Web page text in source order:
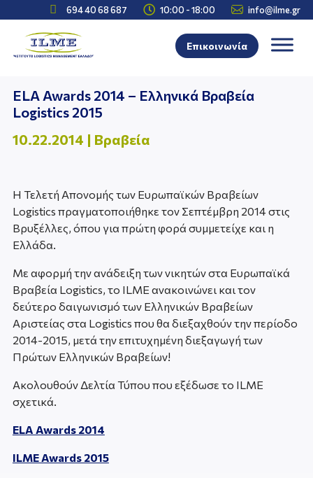
 694 40 68 687  10:00 - 18:00  info@ilme.gr
Επικοινωνία
ELA Awards 2014 – Ελληνικά Βραβεία
Logistics 2015
10.22.2014 | Βραβεία
Η Τελετή Απονομής των Ευρωπαϊκών Βραβείων
Logistics πραγματοποιήθηκε τον Σεπτέμβρη 2014 στις
Βρυξέλλες, όπου για πρώτη φορά συμμετείχε και η
Ελλάδα.
Με αφορμή την ανάδειξη των νικητών στα Ευρωπαϊκά
Βραβεία Logistics, το ILME ανακοινώνει και τον
δεύτερο δαιγωνισμό των Ελληνικών Βραβείων
Αριστείας στα Logistics που θα διεξαχθούν την περίοδο
2014-2015, μετά την επιτυχημένη διεξαγωγή των
Πρώτων Ελληνικών Βραβείων!
Ακολουθούν Δελτία Τύπου που εξέδωσε το ILME
σχετικά.
ELA Awards 2014
ILME Awards 2015